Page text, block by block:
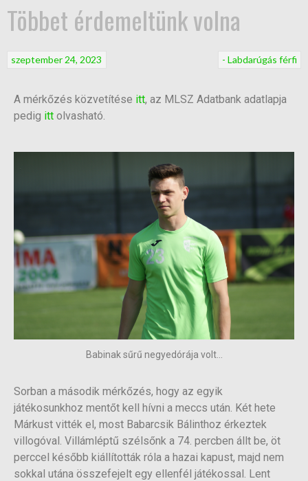
Többet érdemeltünk volna
- Labdarúgás férfi
szeptember 24, 2023
A mérkőzés közvetítése itt, az MLSZ Adatbank adatlapja
pedig itt olvasható.
Babinak sűrű negyedórája volt...
Sorban a második mérkőzés, hogy az egyik
játékosunkhoz mentőt kell hívni a meccs után. Két hete
Márkust vitték el, most Babarcsik Bálinthoz érkeztek
villogóval. Villámléptű szélsőnk a 74. percben állt be, öt
perccel később kiállították róla a hazai kapust, majd nem
sokkal utána összefejelt egy ellenfél játékossal. Lent